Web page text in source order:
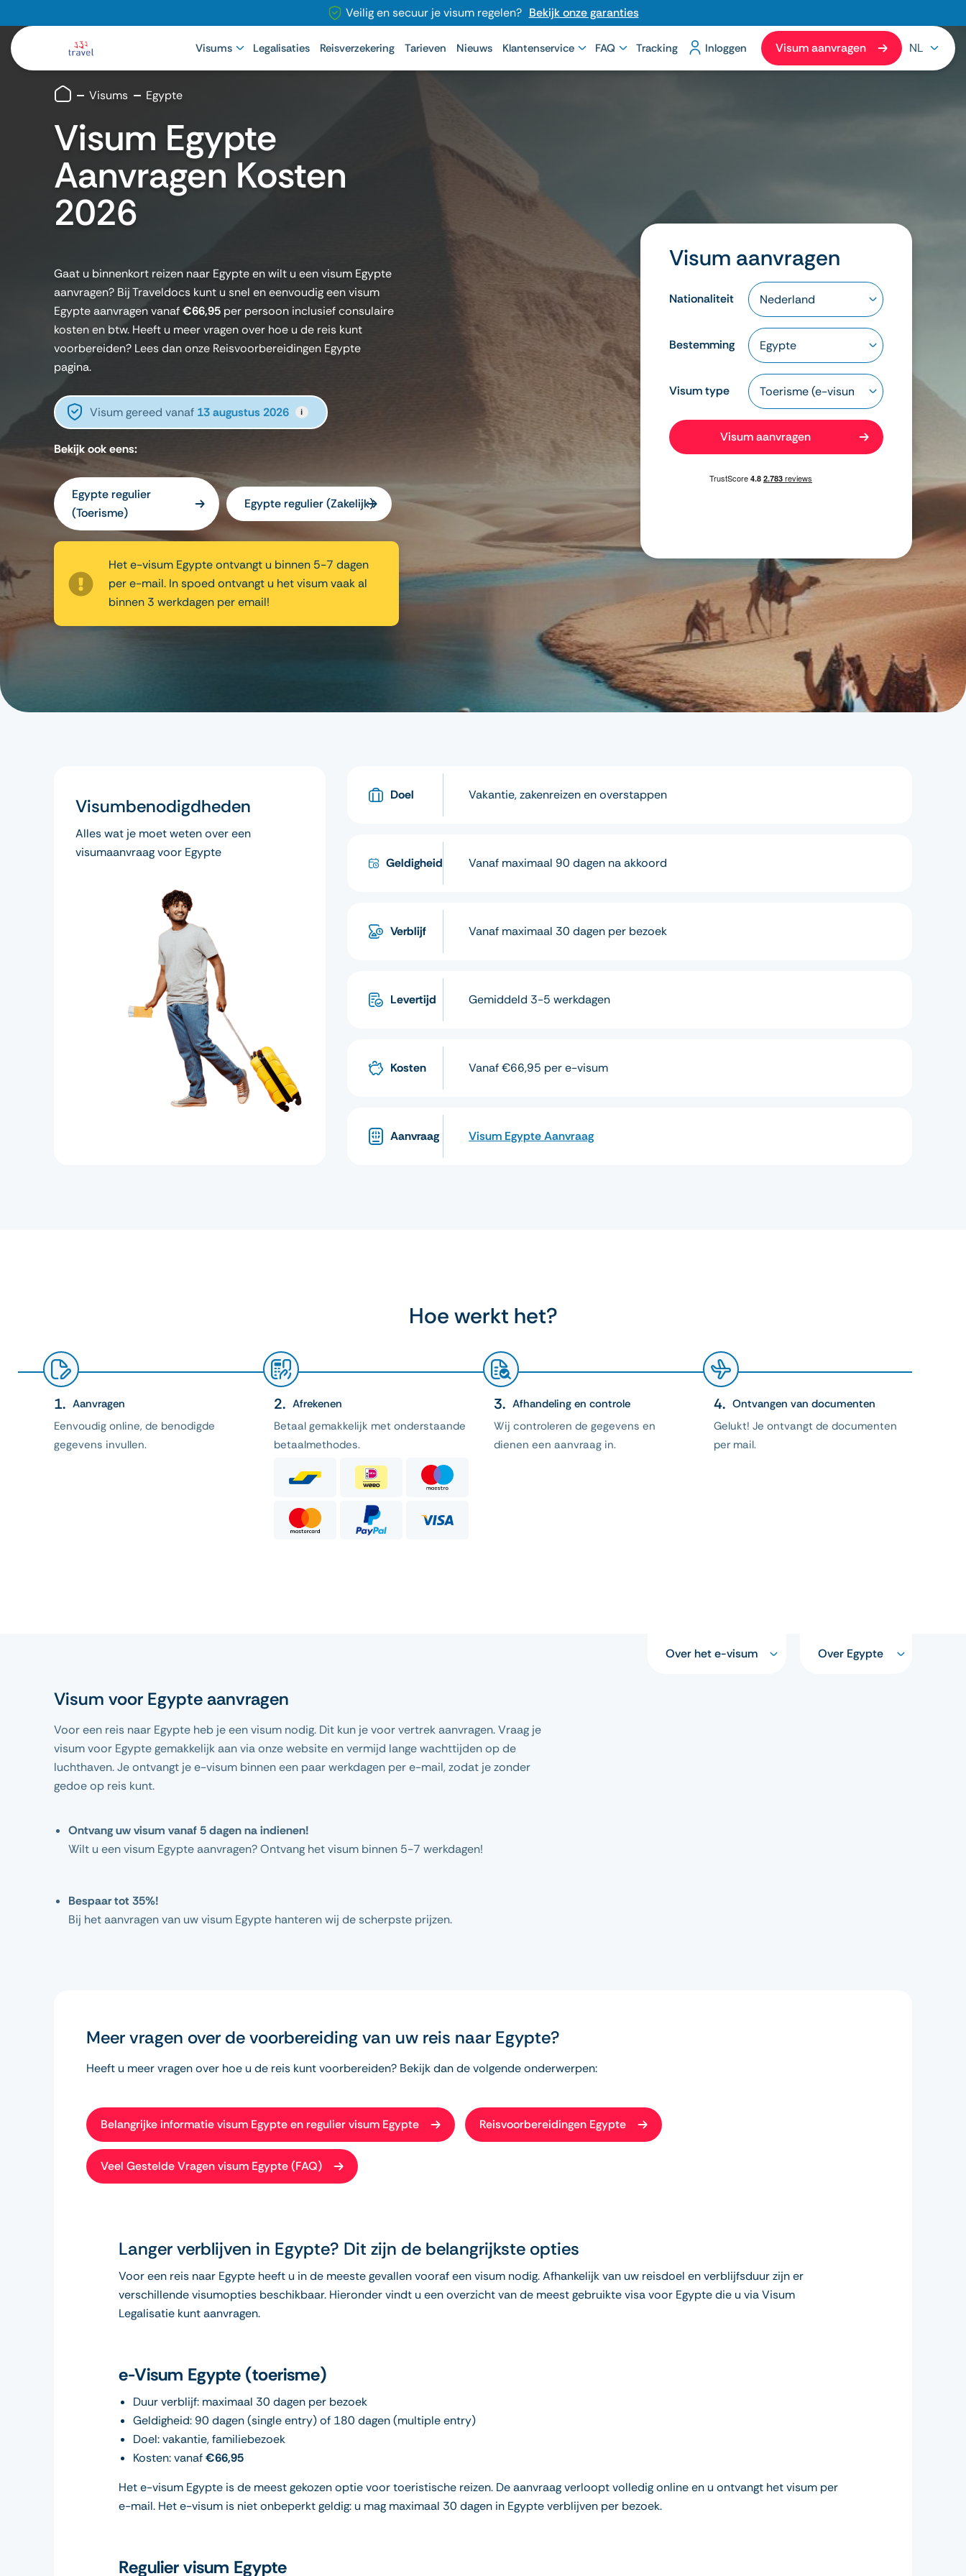
Veilig en secuur je visum regelen? Bekijk onze garanties
Visums Legalisaties Reisverzekering Tarieven Nieuws Klantenservice FAQ Tracking Inloggen Visum aanvragen NL
Visums Egypte
Visum Egypte
Aanvragen Kosten
2026
Gaat u binnenkort reizen naar Egypte en wilt u een visum Egypte
aanvragen? Bij Traveldocs kunt u snel en eenvoudig een visum
Egypte aanvragen vanaf€66,95 per persoon inclusief consulaire
kosten en btw. Heeft u meer vragen over hoe u de reis kunt
voorbereiden? Lees dan onze Reisvoorbereidingen Egypte
pagina.
Visum gereed vanaf 13 augustus 2026 i
Bekijk ook eens:
Egypte regulier
(Toerisme)
Egypte regulier (Zakelijk)
Het e-visum Egypte ontvangt u binnen 5-7 dagen
per e-mail. In spoed ontvangt u het visum vaak al
binnen 3 werkdagen per email!
Visum aanvragen
Nationaliteit
Bestemming
Visum type
Visum aanvragen
Visumbenodigdheden
Alles wat je moet weten over een
visumaanvraag voor Egypte
Doel Vakantie, zakenreizen en overstappen
Geldigheid Vanaf maximaal 90 dagen na akkoord
Verblijf Vanaf maximaal 30 dagen per bezoek
Levertijd Gemiddeld 3-5 werkdagen
Kosten Vanaf €66,95 per e-visum
Aanvraag Visum Egypte Aanvraag
Hoe werkt het?
Aanvragen
Eenvoudig online, de benodigde
gegevens invullen.
Afrekenen
Betaal gemakkelijk met onderstaande
betaalmethodes.
Afhandeling en controle
Wij controleren de gegevens en
dienen een aanvraag in.
Ontvangen van documenten
Gelukt! Je ontvangt de documenten
per mail.
Visum voor Egypte aanvragen
Voor een reis naar Egypte heb je een visum nodig. Dit kun je voor vertrek aanvragen. Vraag je
visum voor Egypte gemakkelijk aan via onze website en vermijd lange wachttijden op de
luchthaven. Je ontvangt je e-visum binnen een paar werkdagen per e-mail, zodat je zonder
gedoe op reis kunt.
Ontvang uw visum vanaf 5 dagen na indienen!
Wilt u een visum Egypte aanvragen? Ontvang het visum binnen 5-7 werkdagen!
Bespaar tot 35%!
Bij het aanvragen van uw visum Egypte hanteren wij de scherpste prijzen.
Over het e-visum Over Egypte
Meer vragen over de voorbereiding van uw reis naar Egypte?
Heeft u meer vragen over hoe u de reis kunt voorbereiden? Bekijk dan de volgende onderwerpen:
Belangrijke informatie visum Egypte en regulier visum Egypte Reisvoorbereidingen Egypte
Veel Gestelde Vragen visum Egypte (FAQ)
Langer verblijven in Egypte? Dit zijn de belangrijkste opties
Voor een reis naar Egypte heeft u in de meeste gevallen vooraf een visum nodig. Afhankelijk van uw reisdoel en verblijfsduur zijn er
verschillende visumopties beschikbaar. Hieronder vindt u een overzicht van de meest gebruikte visa voor Egypte die u via Visum
Legalisatie kunt aanvragen.
e-Visum Egypte (toerisme)
Duur verblijf: maximaal 30 dagen per bezoek
Geldigheid: 90 dagen (single entry) of 180 dagen (multiple entry)
Doel: vakantie, familiebezoek
Kosten: vanaf€66,95
Het e-visum Egypte is de meest gekozen optie voor toeristische reizen. De aanvraag verloopt volledig online en u ontvangt het visum per
e-mail. Het e-visum is niet onbeperkt geldig: u mag maximaal 30 dagen in Egypte verblijven per bezoek.
Regulier visum Egypte